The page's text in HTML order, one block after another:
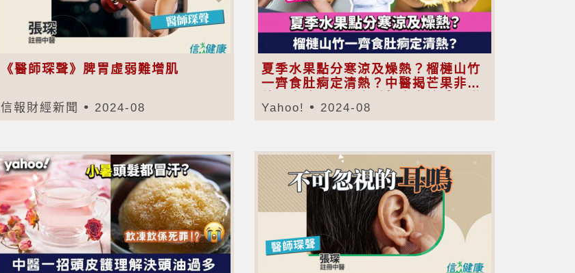
《醫師琛聲》脾胃虛弱難增肌
信報財經新聞 2024-08
夏季水果點分寒涼及燥熱？榴槤山竹
一齊食肚痾定清熱？中醫揭芒果非濕
夏季水果屬性+護膚水果）
Yahoo! 2024-08